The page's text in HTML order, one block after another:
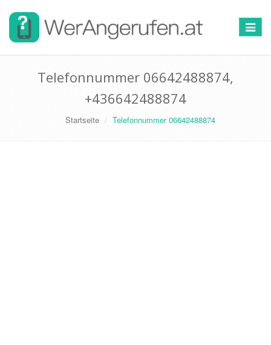
Toggle
Telefonnummer 06642488874,
+436642488874
Startseite Telefonnummer 06642488874